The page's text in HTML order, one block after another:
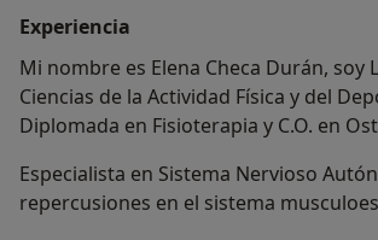
Experiencia
Mi nombre es Elena Checa Durán, soy
Ciencias de la Actividad Física y del
Diplomada en Fisioterapia y C.O. en
Especialista en Sistema Nervioso
repercusiones en el sistema